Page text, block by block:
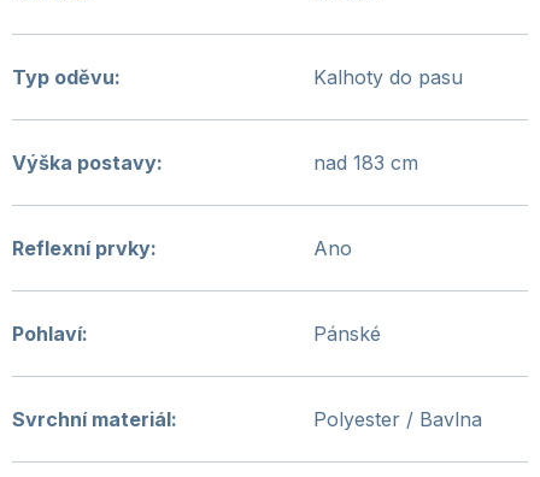
Typ oděvu: Kalhoty do pasu
Výška postavy: nad 183 cm
Reflexní prvky: Ano
Pohlaví: Pánské
Svrchní materiál: Polyester / Bavlna